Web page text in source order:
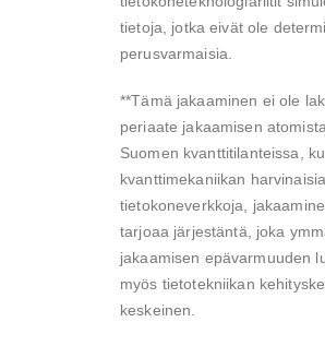
tietoja, jotka eivät ole
perusvarmaisia.
**Tämä jakaaminen ei ole
periaate jakaamisen
Suomen kvanttitilanteissa,
kvanttimekaniikan
tietokoneverkkoja,
tarjoaa järjestäntä, joka
jakaamisen epävarmuuden
myös tietotekniikan
keskeinen.